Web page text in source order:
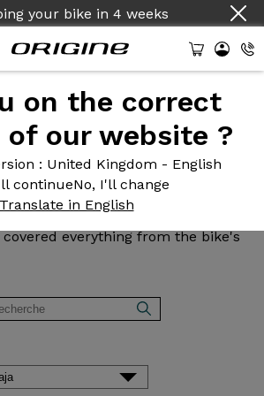
your bike in 4 weeks
on the correct
of our website ?
: United Kingdom - English
continueNo, I'll change
Translate in English
Reviews
road, gravel, mountain, and e-
covered everything from the bike's